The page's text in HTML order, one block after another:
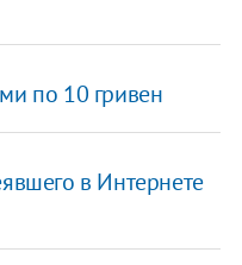
по 10 гривен
в Интернете